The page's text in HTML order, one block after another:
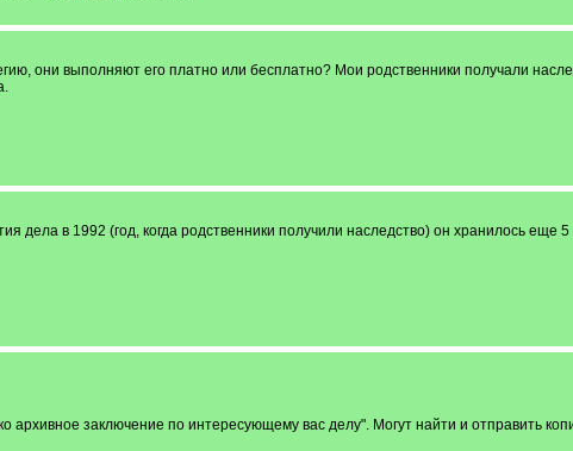
они выполняют его платно или бесплатно? Мои родственники получали
дела в 1992 (год, когда родственники получили наследство) он хранилось еще
архивное заключение по интересующему вас делу". Могут найти и отправить